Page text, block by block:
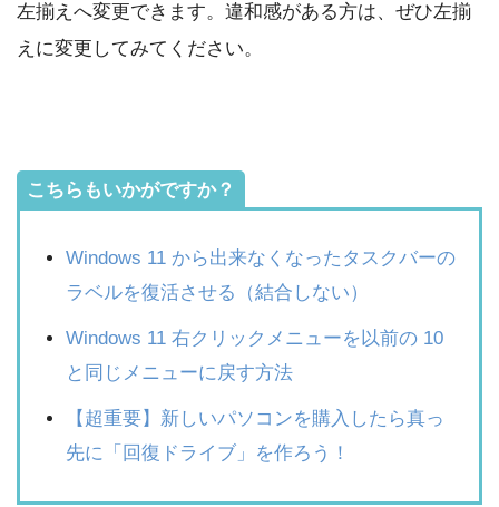
左揃えへ変更できます。違和感がある方は、ぜひ左揃
えに変更してみてください。
こちらもいかがですか？
Windows 11 から出来なくなったタスクバーの
ラベルを復活させる（結合しない）
Windows 11 右クリックメニューを以前の 10
と同じメニューに戻す方法
【超重要】新しいパソコンを購入したら真っ
先に「回復ドライブ」を作ろう！